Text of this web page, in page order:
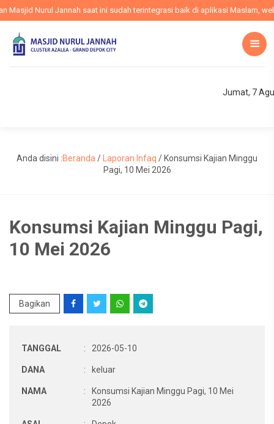
Nurul Jannah saat ini sudah terintegrasi baik di aplikasi Maslam,
Jumat, 7
Anda disini :Beranda / Laporan Infaq / Konsumsi Kajian Minggu
Pagi, 10 Mei 2026
Konsumsi Kajian Minggu Pagi,
10 Mei 2026
Bagikan
TANGGAL : 2026-05-10
DANA : keluar
NAMA :
Konsumsi Kajian Minggu Pagi, 10 Mei
2026